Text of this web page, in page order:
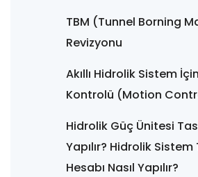
TBM (Tunnel Borning
Revizyonu
Akıllı Hidrolik Sistem
Kontrolü (Motion
Hidrolik Güç Ünitesi
Yapılır? Hidrolik Sistem
Hesabı Nasıl Yapılır?